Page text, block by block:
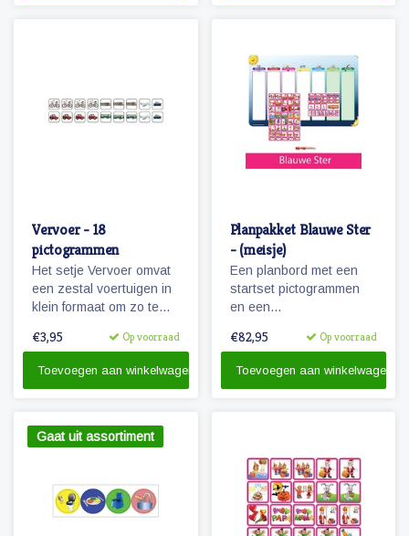
Vervoer - 18
pictogrammen
Het setje Vervoer omvat
een zestal voertuigen in
klein formaat om zo te
pictogrammen en
€3,95 Op voorraad
Toevoegen aan winkelwagen
Planpakket Blauwe Ster
- (meisje)
Een planbord met een
startset pictogrammen
en een
€82,95 Op voorraad
Toevoegen aan winkelwagen
Gaat uit assortiment